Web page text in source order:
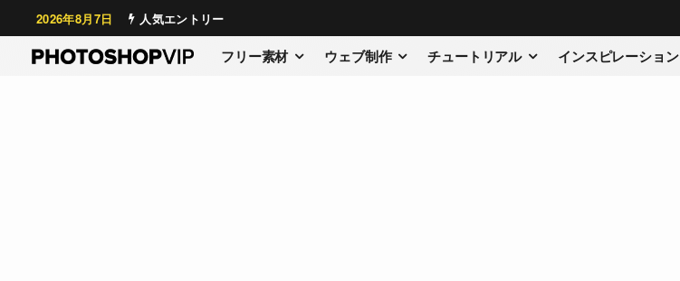
2026年8月7日 人気エントリー
フリー素材 ウェブ制作 チュートリアル インスピレーション